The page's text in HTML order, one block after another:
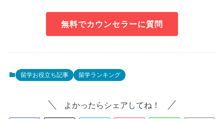
無料でカウンセラーに質問
留学お役立ち記事 留学ランキング
よかったらシェアしてね！